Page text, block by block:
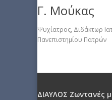
Γ. Μούκας
Ψυχίατρος, Διδάκτωρ
Πανεπιστημίου Πατρών
ΔΙΑΥΛΟΣ Ζωντανές